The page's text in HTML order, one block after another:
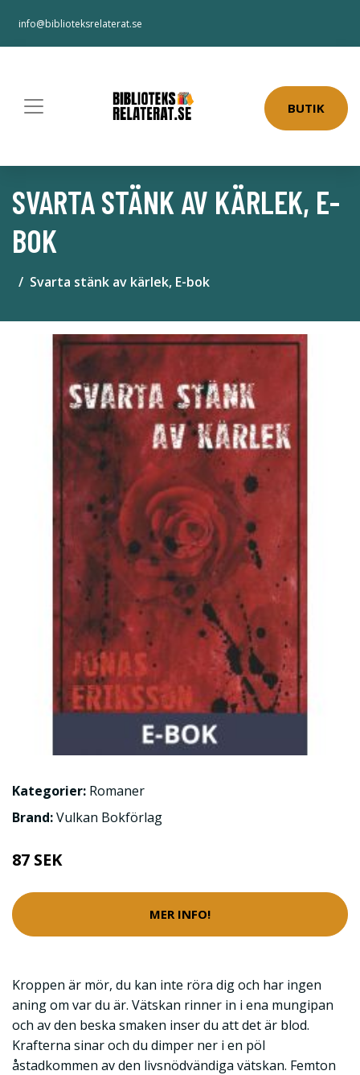
info@biblioteksrelaterat.se
BUTIK
SVARTA STÄNK AV KÄRLEK, E-
BOK
Svarta stänk av kärlek, E-bok
Kategorier: Romaner
Brand:Vulkan Bokförlag
87 SEK
MER INFO!
Kroppen är mör, du kan inte röra dig och har ingen
aning om var du är. Vätskan rinner in i ena mungipan
och av den beska smaken inser du att det är blod.
Krafterna sinar och du dimper ner i en pöl
åstadkommen av den livsnödvändiga vätskan. Femton